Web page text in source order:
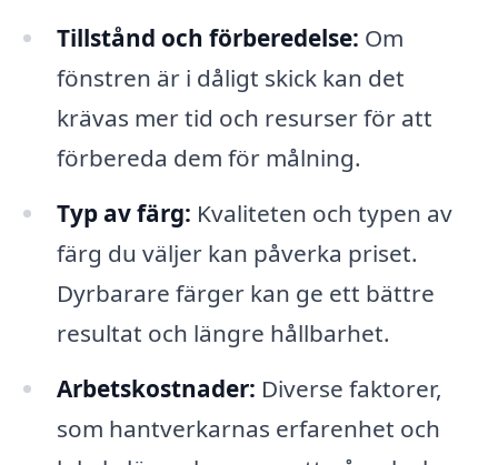
Tillstånd och förberedelse: Om
fönstren är i dåligt skick kan det
krävas mer tid och resurser för att
förbereda dem för målning.
Typ av färg: Kvaliteten och typen av
färg du väljer kan påverka priset.
Dyrbarare färger kan ge ett bättre
resultat och längre hållbarhet.
Arbetskostnader: Diverse faktorer,
som hantverkarnas erfarenhet och